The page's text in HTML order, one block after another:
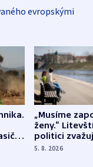
evropskými
z
„Musíme
ženy.“
politici
dohodu o
5. 8. 2026